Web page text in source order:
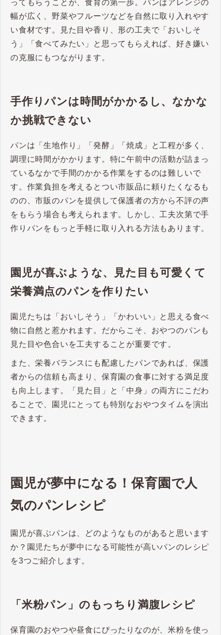
ってもらうことが、食育の第一歩。パンはアレンジの
幅が広く、野菜やフルーツなどを自然に取り入れやす
い食材です。見た目や香り、形の工夫で「おいしそ
う」「食べてみたい」と思ってもらえれば、好き嫌い
の克服にもつながります。
手作りパンは時間がかかるし、なかな
か挑戦できない
パンは「生地作り」「発酵」「焼成」と工程が多く、
調理に時間がかかります。特に午前中の活動が詰まっ
ているなかで手間のかかる作業をするのは難しいで
す。作業負担を考えるとつい市販品に頼りたくなるも
のの、市販のパンを提供して保護者の方から不評の声
をもらう場合も考えられます。しかし、工夫次第で手
作りパンをもっと手軽に取り入れる方法もあります。
園児が喜ぶような、見た目も可愛くて
栄養満点のパンを作りたい
園児たちは「おいしそう」「かわいい」と思える食べ
物に自然と惹かれます。だからこそ、おやつのパンも
見た目や色合いを工夫することが重要です。
また、栄養バランスにも配慮したパンであれば、保護
者からの信頼も高まり、保育園の食事に対する満足度
も向上します。「見た目」と「中身」の両方にこだわ
ることで、園児にとっても特別なおやつタイムを演出
できます。
園児が夢中になる！保育園で人
気のパンレシピ
園児が喜ぶパンは、どのようなものがあると思います
か？園児たちが夢中になる可能性が高いパンのレシピ
を3つご紹介します。
「米粉パン」のもっちり満腹レシピ
保育園のおやつや昼食にぴったりなのが、米粉を使っ